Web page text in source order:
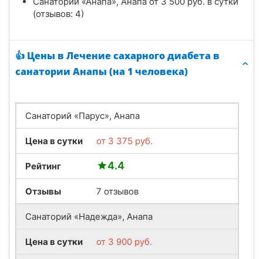
(отзывов: 4)
👍 Цены в Лечение сахарного диабета в
санатории Анапы (на 1 человека)
Санаторий «Парус», Анапа
Цена в сутки от 3 375 руб.
Рейтинг 4.4
Отзывы 7 отзывов
Санаторий «Надежда», Анапа
Цена в сутки от 3 900 руб.